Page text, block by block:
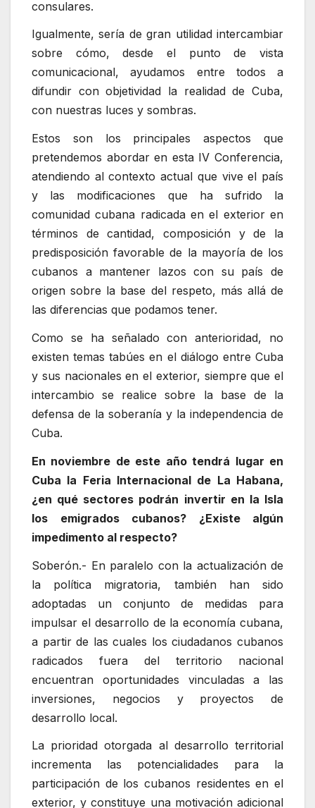
consulares.
Igualmente, sería de gran utilidad intercambiar
sobre cómo, desde el punto de vista
comunicacional, ayudamos entre todos a
difundir con objetividad la realidad de Cuba,
con nuestras luces y sombras.
Estos son los principales aspectos que
pretendemos abordar en esta IV Conferencia,
atendiendo al contexto actual que vive el país
y las modificaciones que ha sufrido la
comunidad cubana radicada en el exterior en
términos de cantidad, composición y de la
predisposición favorable de la mayoría de los
cubanos a mantener lazos con su país de
origen sobre la base del respeto, más allá de
las diferencias que podamos tener.
Como se ha señalado con anterioridad, no
existen temas tabúes en el diálogo entre Cuba
y sus nacionales en el exterior, siempre que el
intercambio se realice sobre la base de la
defensa de la soberanía y la independencia de
Cuba.
En noviembre de este año tendrá lugar en
Cuba la Feria Internacional de La Habana,
¿en qué sectores podrán invertir en la Isla
los emigrados cubanos? ¿Existe algún
impedimento al respecto?
Soberón.- En paralelo con la actualización de
la política migratoria, también han sido
adoptadas un conjunto de medidas para
impulsar el desarrollo de la economía cubana,
a partir de las cuales los ciudadanos cubanos
radicados fuera del territorio nacional
encuentran oportunidades vinculadas a las
inversiones, negocios y proyectos de
desarrollo local.
La prioridad otorgada al desarrollo territorial
incrementa las potencialidades para la
participación de los cubanos residentes en el
exterior, y constituye una motivación adicional